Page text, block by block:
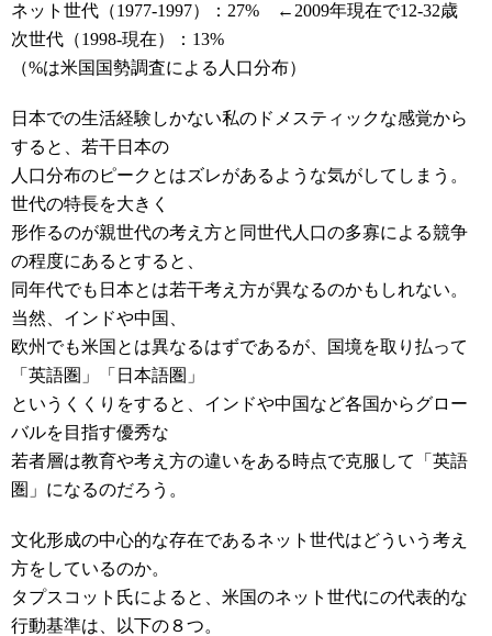
ネット世代（1977-1997）：27% ←2009年現在で12-32歳
次世代（1998-現在）：13%
（%は米国国勢調査による人口分布）
日本での生活経験しかない私のドメスティックな感覚から
すると、若干日本の
人口分布のピークとはズレがあるような気がしてしまう。
世代の特長を大きく
形作るのが親世代の考え方と同世代人口の多寡による競争
の程度にあるとすると、
同年代でも日本とは若干考え方が異なるのかもしれない。
当然、インドや中国、
欧州でも米国とは異なるはずであるが、国境を取り払って
「英語圏」「日本語圏」
というくくりをすると、インドや中国など各国からグロー
バルを目指す優秀な
若者層は教育や考え方の違いをある時点で克服して「英語
圏」になるのだろう。
文化形成の中心的な存在であるネット世代はどういう考え
方をしているのか。
タプスコット氏によると、米国のネット世代にの代表的な
行動基準は、以下の８つ。